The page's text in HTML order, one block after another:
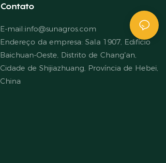
Contato
E-mail:info@sunagros.com
Endereço da empresa: Sala 1907, Edifício
Baichuan-Oeste, Distrito de Chang'an,
Cidade de Shijiazhuang, Província de Hebei,
China